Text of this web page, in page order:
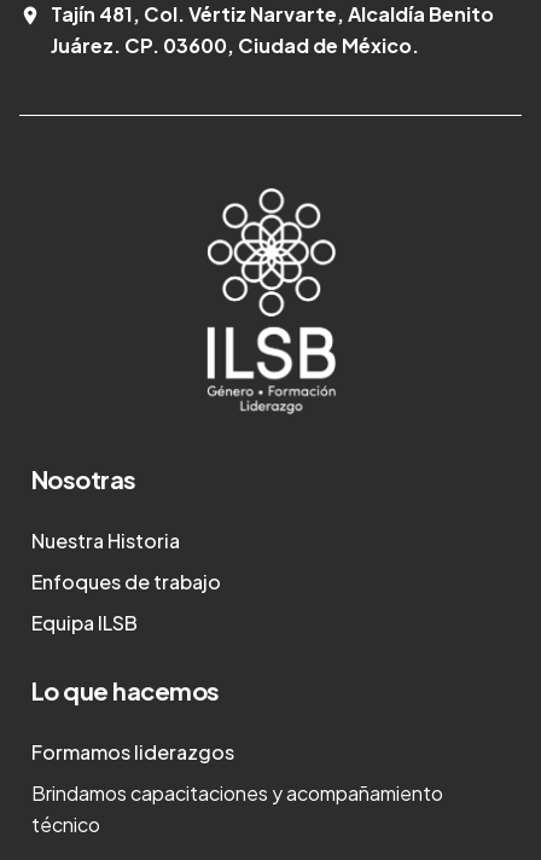
room
Tajín 481, Col. Vértiz Narvarte, Alcaldía Benito
Juárez. CP. 03600, Ciudad de México.
Nosotras
Nuestra Historia
Enfoques de trabajo
Equipa ILSB
Lo que hacemos
Formamos liderazgos
Brindamos capacitaciones y acompañamiento
técnico